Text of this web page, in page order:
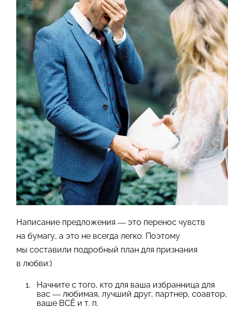
Написание предложения — это перенос чувств
на бумагу, а это не всегда легко. Поэтому
мы составили подробный план для признания
в любви:)
Начните с того, кто для ваша избранница для
вас — любимая, лучший друг, партнер, соавтор,
ваше ВСЁ и т. п.